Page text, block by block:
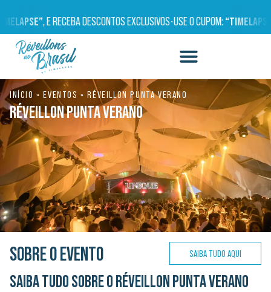
, E RECEBA DESCONTOS EXCLUSIVOS•USE O CUPOM:“TIMELAPSE”
INÍCIO »EVENTOS »RÉVEILLON PUNTA VERANO
RÉVEILLON PUNTA VERANO
SOBRE O EVENTO SAIBA TUDO AQUI
SAIBA TUDO SOBRE ORÉVEILLON PUNTA VERANO